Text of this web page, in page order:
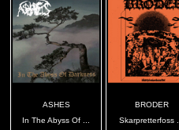
ASHES
In The Abyss Of ...
BRODER
Skarpretterfoss ...